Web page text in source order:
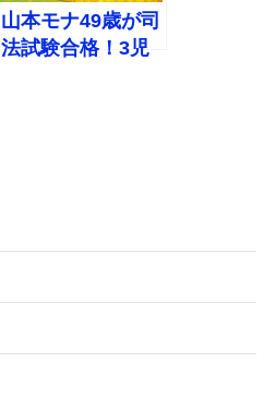
山本モナ49歳が司
法試験合格！3児